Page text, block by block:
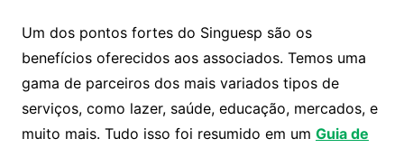
Um dos pontos fortes do Singuesp são os
benefícios oferecidos aos associados. Temos uma
gama de parceiros dos mais variados tipos de
serviços, como lazer, saúde, educação, mercados, e
muito mais. Tudo isso foi resumido em um Guia de